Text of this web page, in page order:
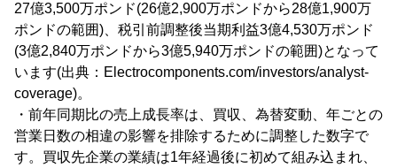
27億3,500万ポンド(26億2,900万ポンドから28億1,900万
ポンドの範囲)、税引前調整後当期利益3億4,530万ポンド
(3億2,840万ポンドから3億5,940万ポンドの範囲)となって
います(出典：Electrocomponents.com/investors/analyst-
coverage)。
・前年同期比の売上成長率は、買収、為替変動、年ごとの
営業日数の相違の影響を排除するために調整した数字で
す。買収先企業の業績は1年経過後に初めて組み込まれ、